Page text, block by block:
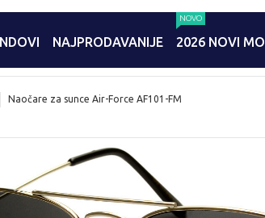
NAJPRODAVANIJE 2026 NOVI
NOVO
Naočare za sunce Air-Force AF101-FM